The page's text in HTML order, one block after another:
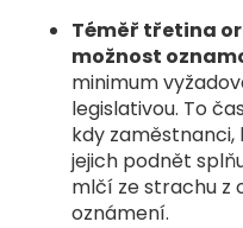
Téměř třetina
možnost
minimum
legislativou. To
kdy zaměstnanci,
jejich podnět
mlčí ze strachu z
oznámení.